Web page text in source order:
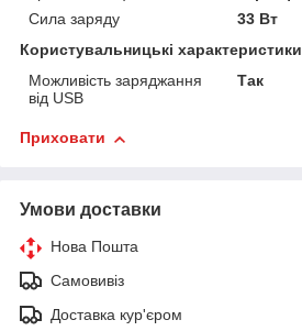
Сила заряду
33 Вт
Користувальницькі характеристики
Можливість заряджання
від USB
Так
Приховати
Умови доставки
Нова Пошта
Самовивіз
Доставка кур'єром